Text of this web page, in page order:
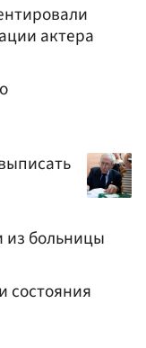
актера
из больницы
состояния